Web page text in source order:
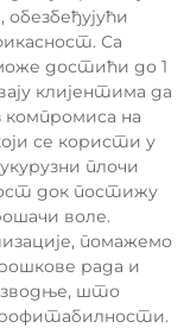
обезбеђујући
Са
достићи до 1
клијентима да
на
се користи у
плочи
док постижу
воле.
помажемо
рада и
што